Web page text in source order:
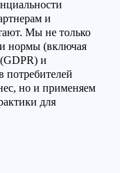
и
Мы не только
нормы (включая
и
потребителей
но и применяем
для